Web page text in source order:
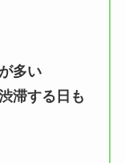
多い
滞する日も